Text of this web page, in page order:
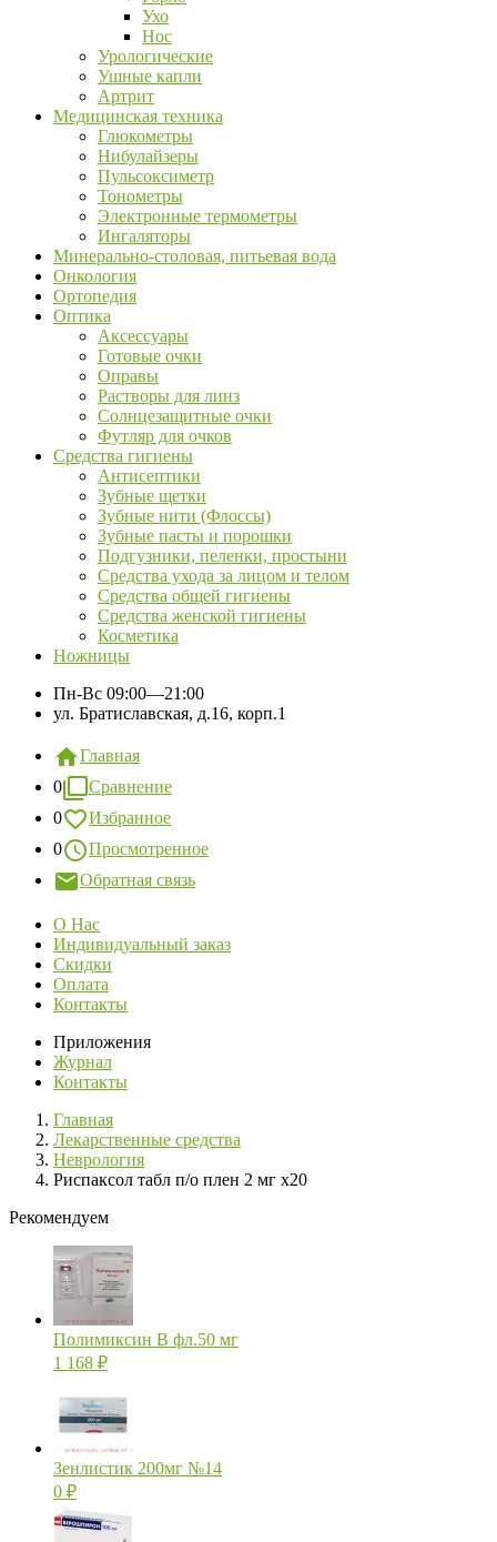
Ухо
Нос
Урологические
Ушные капли
Артрит
Медицинская техника
Глюкометры
Нибулайзеры
Пульсоксиметр
Тонометры
Электронные термометры
Ингаляторы
Минерально-столовая, питьевая вода
Онкология
Ортопедия
Оптика
Аксессуары
Готовые очки
Оправы
Растворы для линз
Солнцезащитные очки
Футляр для очков
Средства гигиены
Антисептики
Зубные щетки
Зубные нити (Флоссы)
Зубные пасты и порошки
Подгузники, пеленки, простыни
Средства ухода за лицом и телом
Средства общей гигиены
Средства женской гигиены
Косметика
Ножницы
Пн-Вс 09:00—21:00
ул. Братиславская, д.16, корп.1
Главная
0
Сравнение
0
Избранное
0
Просмотренное
Обратная связь
О Нас
Индивидуальный заказ
Скидки
Оплата
Контакты
Приложения
Журнал
Контакты
Главная
Лекарственные средства
Неврология
Риспаксол табл п/о плен 2 мг х20
Рекомендуем
Полимиксин В фл.50 мг
1 168 ₽
Зенлистик 200мг №14
0 ₽